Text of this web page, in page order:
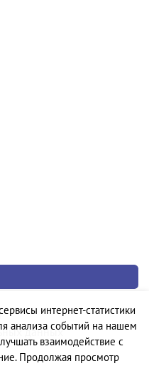
данных
интернет-статистики
анализа событий на нашем
взаимодействие с
Продолжая просмотр